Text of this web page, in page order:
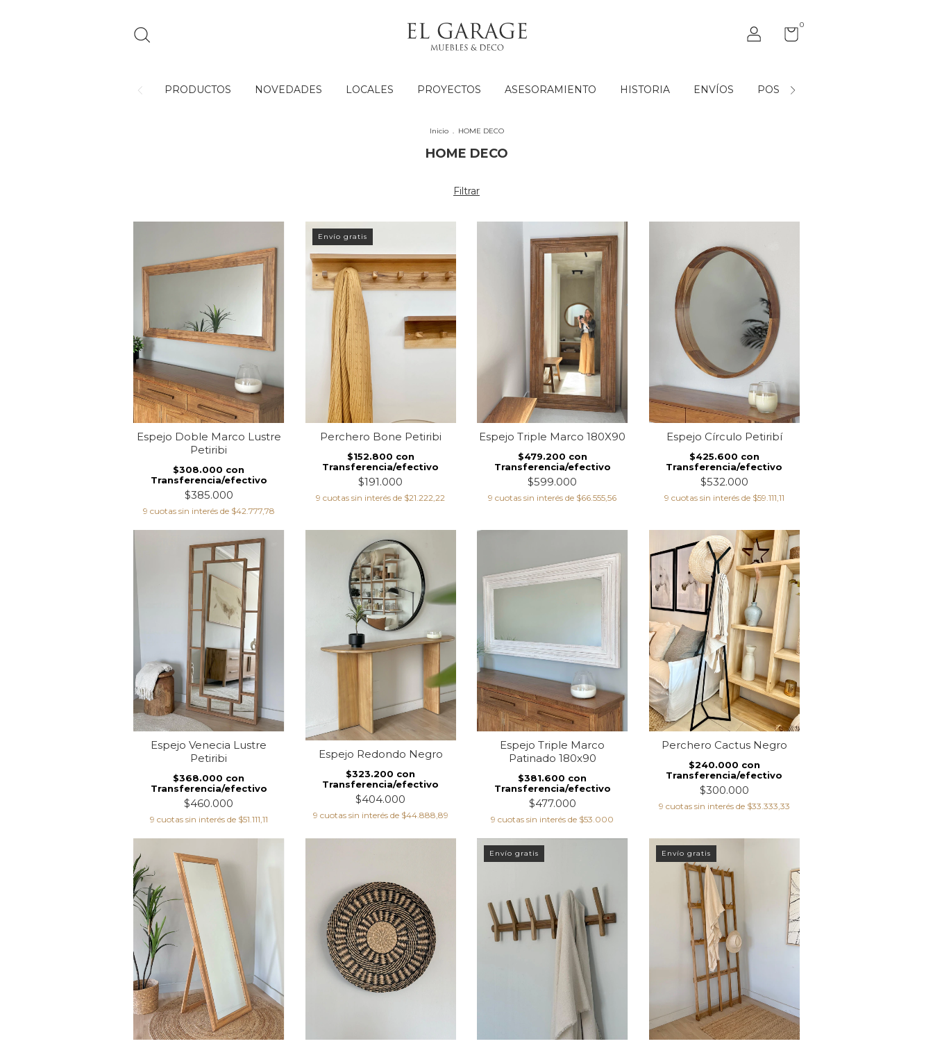
0
PRODUCTOS NOVEDADES LOCALES PROYECTOS ASESORAMIENTO HISTORIA ENVÍOS POST VENTA
Inicio . HOME DECO
HOME DECO
Filtrar
Espejo Doble Marco Lustre
Petiribi
$385.000
$308.000 con
Transferencia/efectivo
9 cuotas sin interés de $42.777,78
Envío gratis
Perchero Bone Petiribi
$191.000
$152.800 con
Transferencia/efectivo
9 cuotas sin interés de $21.222,22
Espejo Triple Marco 180X90
$599.000
$479.200 con
Transferencia/efectivo
9 cuotas sin interés de $66.555,56
Espejo Círculo Petiribí
$532.000
$425.600 con
Transferencia/efectivo
9 cuotas sin interés de $59.111,11
Espejo Venecia Lustre
Petiribi
$460.000
$368.000 con
Transferencia/efectivo
9 cuotas sin interés de $51.111,11
Espejo Redondo Negro
$404.000
$323.200 con
Transferencia/efectivo
9 cuotas sin interés de $44.888,89
Espejo Triple Marco
Patinado 180x90
$477.000
$381.600 con
Transferencia/efectivo
9 cuotas sin interés de $53.000
Perchero Cactus Negro
$300.000
$240.000 con
Transferencia/efectivo
9 cuotas sin interés de $33.333,33
Envío gratis Envío gratis